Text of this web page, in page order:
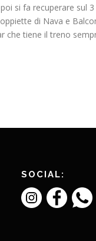
si fa recuperare sul
di Nava e
che tiene il treno
SOCIAL: